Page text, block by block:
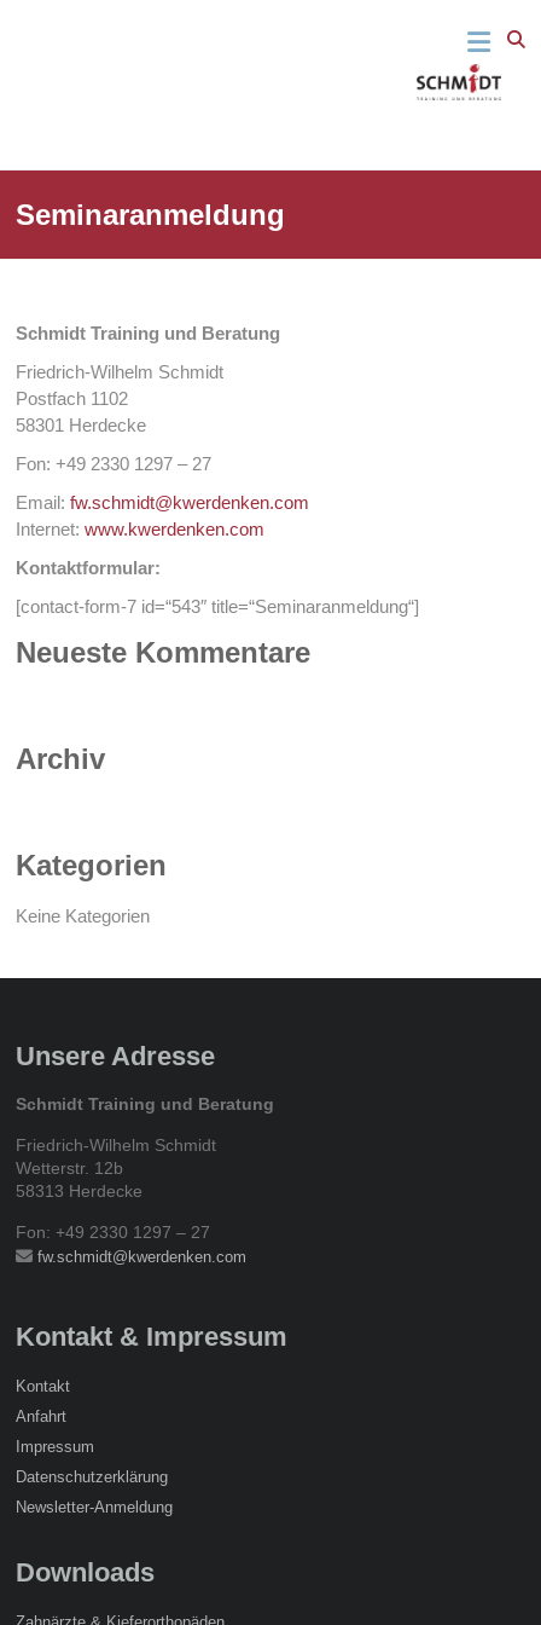
Beratung
Seminaranmeldung
Schmidt Training und Beratung
Friedrich-Wilhelm Schmidt
Postfach 1102
58301 Herdecke
Fon: +49 2330 1297 – 27
Email:fw.schmidt@kwerdenken.com
Internet:www.kwerdenken.com
Kontaktformular:
[contact-form-7 id=“543″ title=“Seminaranmeldung“]
Neueste Kommentare
Archiv
Kategorien
Keine Kategorien
Unsere Adresse
Schmidt Training und Beratung
Friedrich-Wilhelm Schmidt
Wetterstr. 12b
58313 Herdecke
Fon: +49 2330 1297 – 27
fw.schmidt@kwerdenken.com
Kontakt & Impressum
Kontakt
Anfahrt
Impressum
Datenschutzerklärung
Newsletter-Anmeldung
Downloads